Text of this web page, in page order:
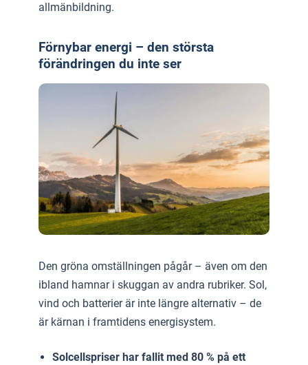
allmänbildning.
Förnybar energi – den största
förändringen du inte ser
Den gröna omställningen pågår – även om den
ibland hamnar i skuggan av andra rubriker. Sol,
vind och batterier är inte längre alternativ – de
är kärnan i framtidens energisystem.
Solcellspriser har fallit med 80 % på ett